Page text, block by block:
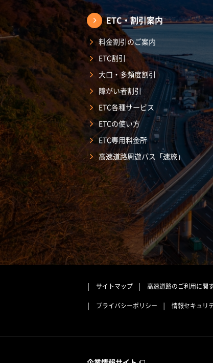
ETC・割引案内
料金割引のご案内
ETC割引
大口・多頻度割引
障がい者割引
ETC各種サービス
ETCの使い方
ETC専用料金所
高速道路周遊パス「速旅」
サイトマップ 高速道路のご利用に関
プライバシーポリシー 情報セキュリ